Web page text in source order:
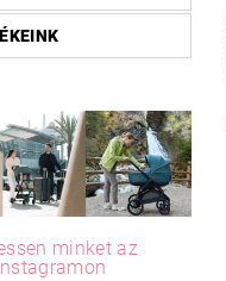
minket az
Instagramon